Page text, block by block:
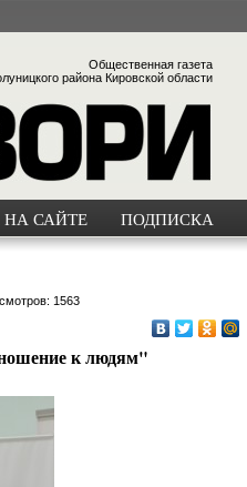
Общественная газета
района Кировской области
САЙТЕ ПОДПИСКА
1563
к людям"